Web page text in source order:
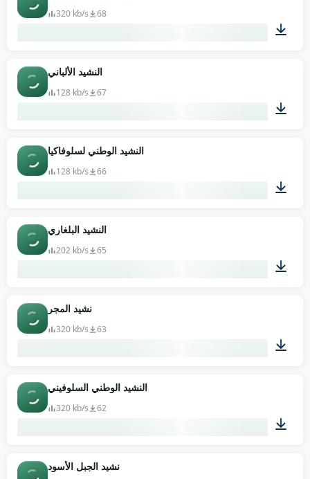
320 kb/s 68
النشيد الألباني
128 kb/s 67
النشيد الوطني لسلوفاكيا
128 kb/s 66
النشيد البلغاري
202 kb/s 65
نشيد المجر
320 kb/s 63
النشيد الوطني السلوفيني
320 kb/s 62
نشيد الجبل الأسود